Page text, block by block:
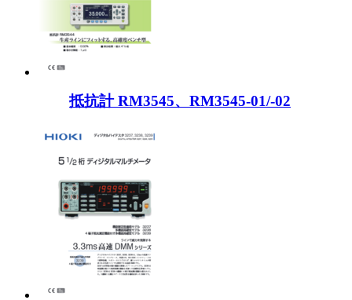
抵抗計 RM3545、RM3545-01/-02